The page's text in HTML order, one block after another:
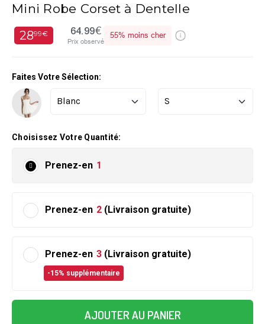
Mini Robe Corset à Dentelle
2899€ 64.99€
Prix observé
55% moins cher
Faites Votre Sélection:
Choisissez Votre Quantité:
Prenez-en 1
Prenez-en 2 (Livraison gratuite)
Prenez-en 3 (Livraison gratuite)
-15% supplémentaire
AJOUTER AU PANIER